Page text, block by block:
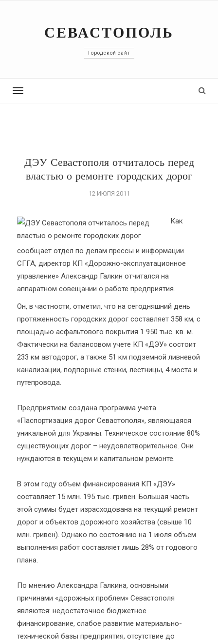
СЕВАСТОПОЛЬ
Городской сайт
Toggle
ДЭУ Севастополя отчиталось перед
властью о ремонте городских дорог
12 ИЮЛЯ 2011
Как
сообщает отдел по делам прессы и информации
СГГА, директор КП «Дорожно-эксплуатационное
управление» Александр Галкин отчитался на
аппаратном совещании о работе предприятия.
Он, в частности, отметил, что на сегодняшний день
протяженность городских дорог составляет 358 км, с
площадью асфальтового покрытия 1 950 тыс. кв. м.
Фактически на балансовом учете КП «ДЭУ» состоит
233 км автодорог, а также 51 км подземной ливневой
канализации, подпорные стенки, лестницы, 4 моста и
путепровода.
Предприятием создана программа учета
«Паспортизация дорог Севастополя», являющаяся
уникальной для Украины. Техническое состояние 80%
существующих дорог – неудовлетворительное. Они
нуждаются в текущем и капитальном ремонте.
В этом году объем финансирования КП «ДЭУ»
составляет 15 млн. 195 тыс. гривен. Большая часть
этой суммы будет израсходована на текущий ремонт
дорог и объектов дорожного хозяйства (свыше 10
млн. гривен). Однако по состоянию на 1 июля объем
выполнения работ составляет лишь 28% от годового
плана.
По мнению Александра Галкина, основными
причинами «дорожных проблем» Севастополя
являются: недостаточное бюджетное
финансирование, слабое развитие материально-
технической базы предприятия, отсутствие до